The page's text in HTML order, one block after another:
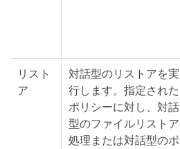
リスト
ア
対話型のリストアを実
行します。指定された
ポリシーに対し、対話
型のファイルリストア
処理または対話型のボ